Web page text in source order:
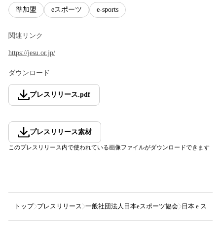
準加盟 eスポーツ e-sports
関連リンク
https://jesu.or.jp/
ダウンロード
プレスリリース.pdf
プレスリリース素材
このプレスリリース内で使われている画像ファイルがダウンロードできます
トップ プレスリリース 一般社団法人日本eスポーツ協会 日本 e スポ